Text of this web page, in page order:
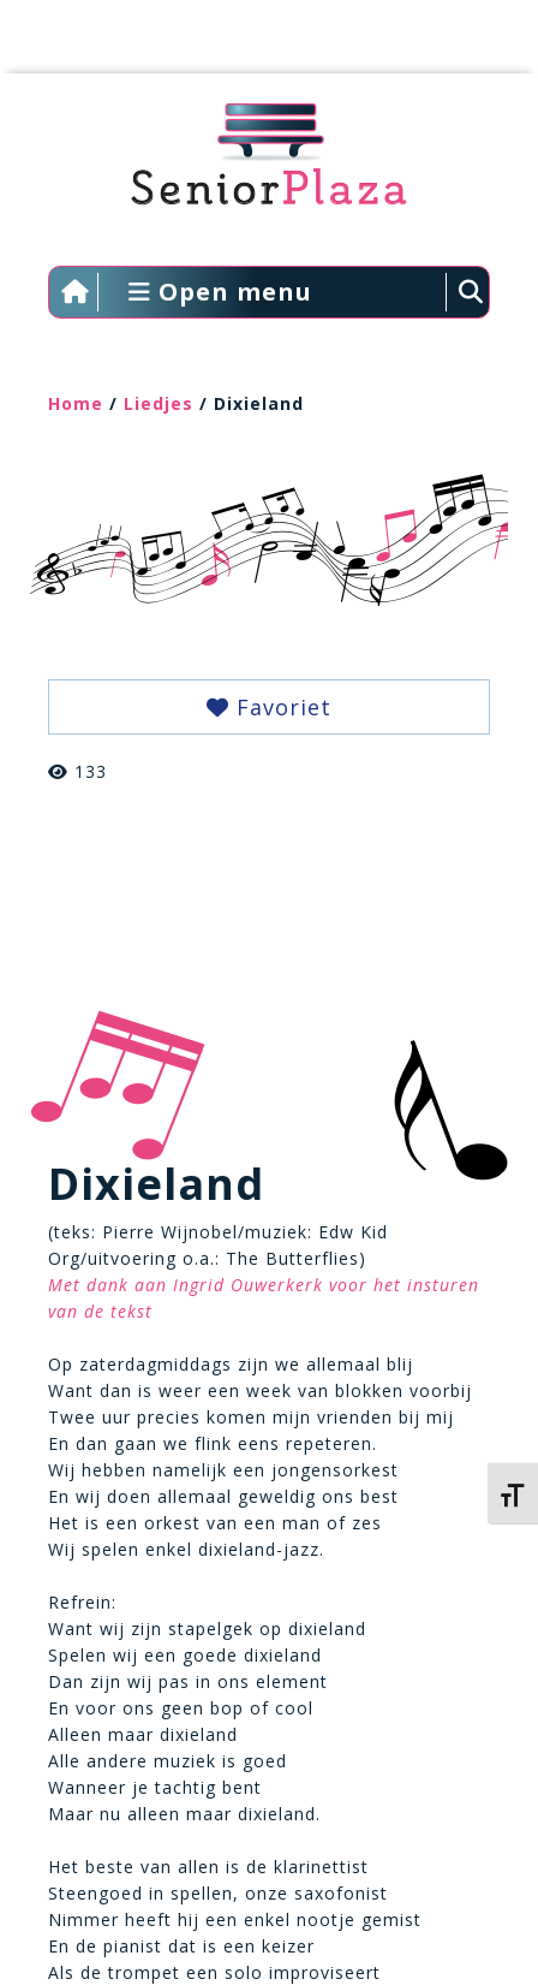
Open menu
Home / Liedjes / Dixieland
Favoriet
133
Dixieland
(teks: Pierre Wijnobel/muziek: Edw Kid
Org/uitvoering o.a.: The Butterflies)
Met dank aan Ingrid Ouwerkerk voor het insturen
van de tekst
Op zaterdagmiddags zijn we allemaal blij
Want dan is weer een week van blokken voorbij
Twee uur precies komen mijn vrienden bij mij
En dan gaan we flink eens repeteren.
Wij hebben namelijk een jongensorkest
En wij doen allemaal geweldig ons best
Het is een orkest van een man of zes
Wij spelen enkel dixieland-jazz.
Refrein:
Want wij zijn stapelgek op dixieland
Spelen wij een goede dixieland
Dan zijn wij pas in ons element
En voor ons geen bop of cool
Alleen maar dixieland
Alle andere muziek is goed
Wanneer je tachtig bent
Maar nu alleen maar dixieland.
Het beste van allen is de klarinettist
Steengoed in spellen, onze saxofonist
Nimmer heeft hij een enkel nootje gemist
En de pianist dat is een keizer
Als de trompet een solo improviseert